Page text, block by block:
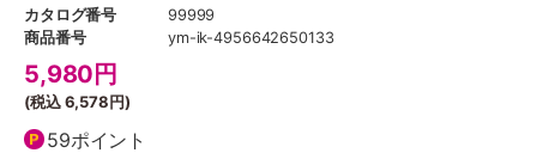
カタログ番号
99999
商品番号
ym-ik-4956642650133
5,980 円
(税込6,578円)
59ポイント